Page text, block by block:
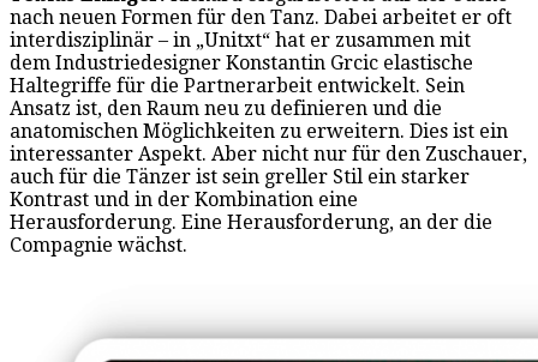
nach neuen Formen für den Tanz. Dabei arbeitet er oft
interdisziplinär – in „Unitxt“ hat er zusammen mit
dem Industriedesigner Konstantin Grcic elastische
Haltegriffe für die Partnerarbeit entwickelt. Sein
Ansatz ist, den Raum neu zu definieren und die
anatomischen Möglichkeiten zu erweitern. Dies ist ein
interessanter Aspekt. Aber nicht nur für den Zuschauer,
auch für die Tänzer ist sein greller Stil ein starker
Kontrast und in der Kombination eine
Herausforderung. Eine Herausforderung, an der die
Compagnie wächst.